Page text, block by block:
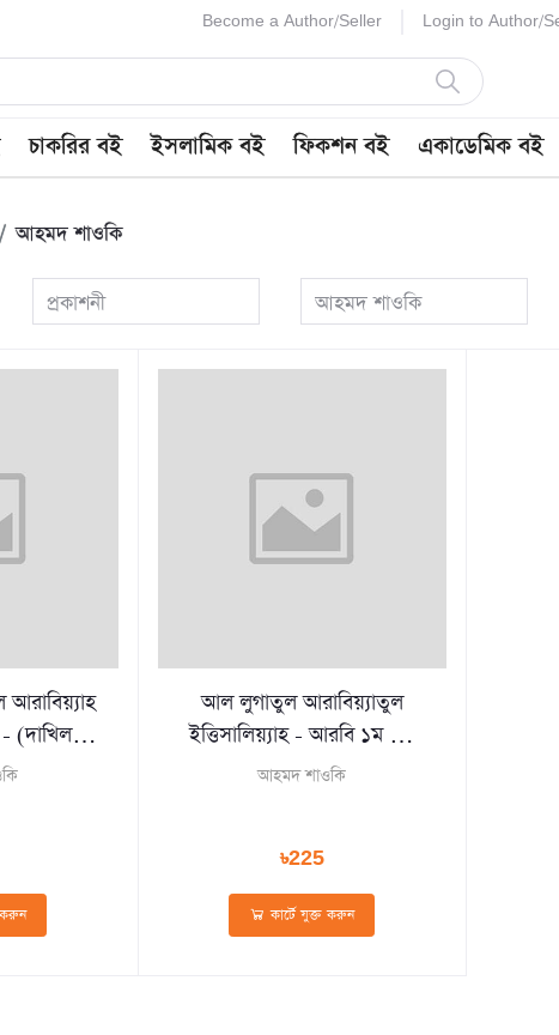
Become a Author/Seller Login to Author/
চাকরির বই ইসলামিক বই ফিকশন বই একাডেমিক বই
আহমদ শাওকি
প্রকাশনী আহমদ শাওকি
(দাখিল
করুন
আল লুগাতুল আরাবিয়্যাতুল
ইত্তিসালিয়্যাহ - আরবি ১ম পত্র
(দাখিল ২০২৭)
আহমদ শাওকি
৳225
কার্টে যুক্ত করুন